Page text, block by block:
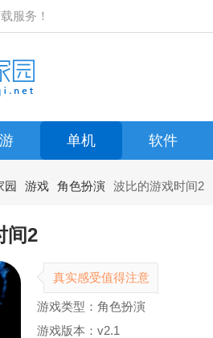
服务！
单机 软件
园 游戏 角色扮演 波比的游戏时间2
间2
真实感受值得注意
游戏类型：角色扮演
游戏版本：v2.1